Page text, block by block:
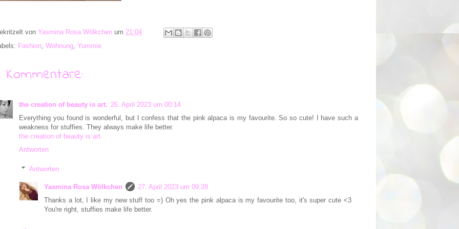
von Yasmina Rosa Wölkchen um 21:04
Fashion Wohnung Yummie
Kommentare:
the creation of beauty is art. 26. April 2023 um 00:14
Everything you found is wonderful, but I confess that the pink alpaca is my favourite. So so cute! I have such a
weakness for stuffies. They always make life better.
the creation of beauty is art.
Antworten
Antworten
Yasmina Rosa Wölkchen
27. April 2023 um 09:28
Thanks a lot, I like my new stuff too =) Oh yes the pink alpaca is my favourite too, it's super cute <3
You're right, stuffies make life better.